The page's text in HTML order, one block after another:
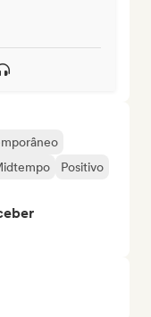
Positivo